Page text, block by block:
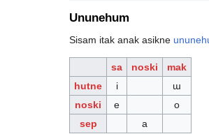
Ununehum
Sisam itak anak asikne
sa noski
mak
hutne
i
ɯ
noski
e
o
sep
a